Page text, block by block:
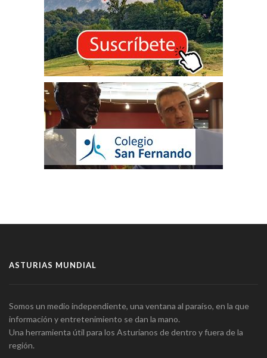
ASTURIAS MUNDIAL
Somos un medio independiente, una ventana al paraíso, en la que
información y entretenimiento se dan la mano.
Una herramienta útil para los Asturianos de dentro y fuera de la
región.